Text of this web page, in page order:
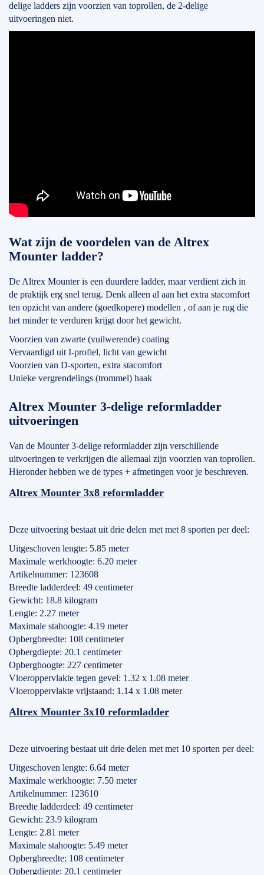
delige ladders zijn voorzien van toprollen, de 2-delige
uitvoeringen niet.
Wat zijn de voordelen van de Altrex
Mounter ladder?
De Altrex Mounter is een duurdere ladder, maar verdient zich in
de praktijk erg snel terug. Denk alleen al aan het extra stacomfort
ten opzicht van andere (goedkopere) modellen , of aan je rug die
het minder te verduren krijgt door het gewicht.
Voorzien van zwarte (vuilwerende) coating
Vervaardigd uit I-profiel, licht van gewicht
Voorzien van D-sporten, extra stacomfort
Unieke vergrendelings (trommel) haak
Altrex Mounter 3-delige reformladder
uitvoeringen
Van de Mounter 3-delige reformladder zijn verschillende
uitvoeringen te verkrijgen die allemaal zijn voorzien van toprollen.
Hieronder hebben we de types + afmetingen voor je beschreven.
Altrex Mounter 3x8 reformladder
Deze uitvoering bestaat uit drie delen met met 8 sporten per deel:
Uitgeschoven lengte: 5.85 meter
Maximale werkhoogte: 6.20 meter
Artikelnummer: 123608
Breedte ladderdeel: 49 centimeter
Gewicht: 18.8 kilogram
Lengte: 2.27 meter
Maximale stahoogte: 4.19 meter
Opbergbreedte: 108 centimeter
Opbergdiepte: 20.1 centimeter
Opberghoogte: 227 centimeter
Vloeroppervlakte tegen gevel: 1.32 x 1.08 meter
Vloeroppervlakte vrijstaand: 1.14 x 1.08 meter
Altrex Mounter 3x10 reformladder
Deze uitvoering bestaat uit drie delen met met 10 sporten per deel:
Uitgeschoven lengte: 6.64 meter
Maximale werkhoogte: 7.50 meter
Artikelnummer: 123610
Breedte ladderdeel: 49 centimeter
Gewicht: 23.9 kilogram
Lengte: 2.81 meter
Maximale stahoogte: 5.49 meter
Opbergbreedte: 108 centimeter
Opbergdiepte: 20.1 centimeter